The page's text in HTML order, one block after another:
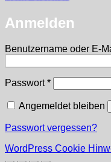
Anmelden
Benutzername oder E-
Passwort*Erforderlich
Angemeldet bleiben
Passwort vergessen?
WordPress Cookie